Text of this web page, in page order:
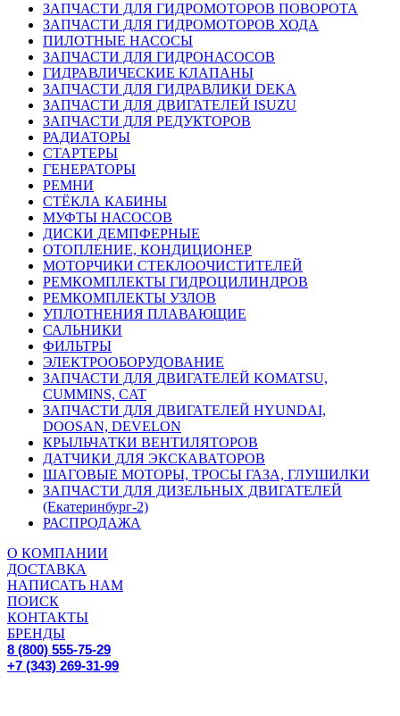
ЗАПЧАСТИ ДЛЯ ГИДРОМОТОРОВ ПОВОРОТА
ЗАПЧАСТИ ДЛЯ ГИДРОМОТОРОВ ХОДА
ПИЛОТНЫЕ НАСОСЫ
ЗАПЧАСТИ ДЛЯ ГИДРОНАСОСОВ
ГИДРАВЛИЧЕСКИЕ КЛАПАНЫ
ЗАПЧАСТИ ДЛЯ ГИДРАВЛИКИ DEKA
ЗАПЧАСТИ ДЛЯ ДВИГАТЕЛЕЙ ISUZU
ЗАПЧАСТИ ДЛЯ РЕДУКТОРОВ
РАДИАТОРЫ
СТАРТЕРЫ
ГЕНЕРАТОРЫ
РЕМНИ
СТЁКЛА КАБИНЫ
МУФТЫ НАСОСОВ
ДИСКИ ДЕМПФЕРНЫЕ
ОТОПЛЕНИЕ, КОНДИЦИОНЕР
МОТОРЧИКИ СТЕКЛООЧИСТИТЕЛЕЙ
РЕМКОМПЛЕКТЫ ГИДРОЦИЛИНДРОВ
РЕМКОМПЛЕКТЫ УЗЛОВ
УПЛОТНЕНИЯ ПЛАВАЮЩИЕ
САЛЬНИКИ
ФИЛЬТРЫ
ЭЛЕКТРООБОРУДОВАНИЕ
ЗАПЧАСТИ ДЛЯ ДВИГАТЕЛЕЙ KOMATSU,
CUMMINS, CAT
ЗАПЧАСТИ ДЛЯ ДВИГАТЕЛЕЙ HYUNDAI,
DOOSAN, DEVELON
КРЫЛЬЧАТКИ ВЕНТИЛЯТОРОВ
ДАТЧИКИ ДЛЯ ЭКСКАВАТОРОВ
ШАГОВЫЕ МОТОРЫ, ТРОСЫ ГАЗА, ГЛУШИЛКИ
ЗАПЧАСТИ ДЛЯ ДИЗЕЛЬНЫХ ДВИГАТЕЛЕЙ
(Екатеринбург-2)
РАСПРОДАЖА
О КОМПАНИИ
ДОСТАВКА
НАПИСАТЬ НАМ
ПОИСК
КОНТАКТЫ
БРЕНДЫ
8 (800) 555-75-29
+7 (343) 269-31-99